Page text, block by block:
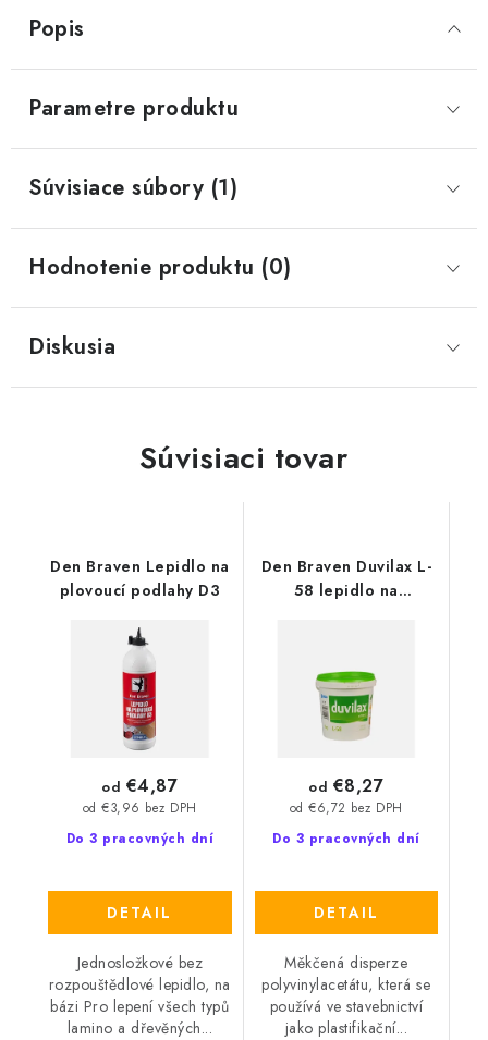
Popis
Parametre produktu
Súvisiace súbory (1)
Hodnotenie produktu (0)
Diskusia
Súvisiaci tovar
Den Braven Lepidlo na
plovoucí podlahy D3
Do 3 pracovných dní
od €3,96 bez DPH
od €4,87
DETAIL
Jednosložkové bez
rozpouštědlové lepidlo, na
bázi Pro lepení všech typů
lamino a dřevěných...
Den Braven Duvilax L-
58 lepidlo na
Do 3 pracovných dní
od €6,72 bez DPH
od €8,27
DETAIL
Měkčená disperze
polyvinylacetátu, která se
používá ve stavebnictví
jako plastifikační...